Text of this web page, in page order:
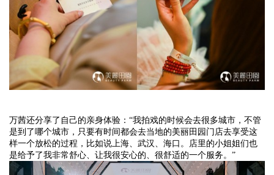
万茜还分享了自己的亲身体验： “我拍戏的时候会去很多城市，不管
是到了哪个城市，只要有时间都会去当地的美丽田园门店去享受这
样一个放松的过程，比如说上海、武汉、海口。店里的小姐姐们也
是给予了我非常舒心、让我很安心的、很舒适的一个服务。 ”